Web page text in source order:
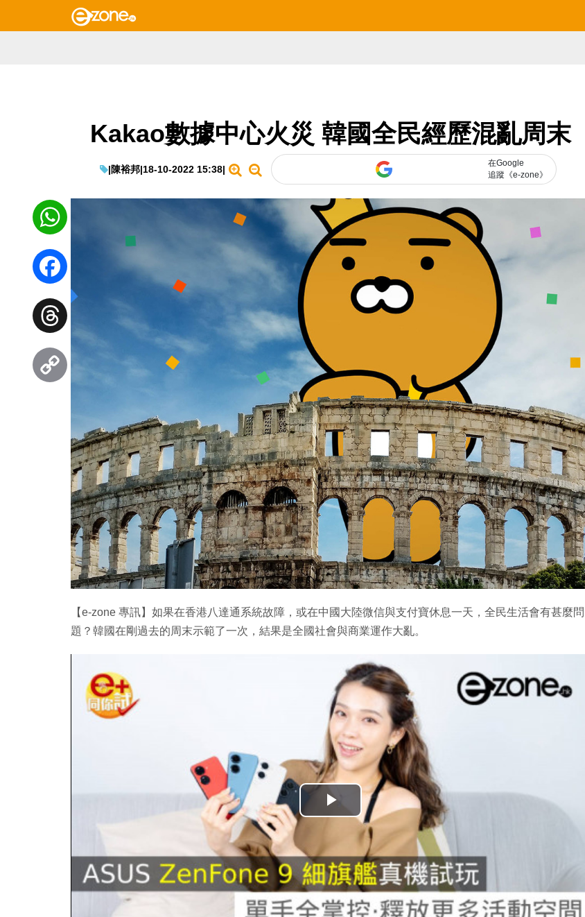
Kakao數據中心火災 韓國全民經歷混亂周末
|陳裕邦|18-10-2022 15:38|
在Google
追蹤《e-zone》
【e-zone 專訊】如果在香港八達通系統故障，或在中國大陸微信與支付寶休息一天，全民生活會有甚麼問
題？韓國在剛過去的周末示範了一次，結果是全國社會與商業運作大亂。
播
影
片
WhatsApp
Facebook
Threads